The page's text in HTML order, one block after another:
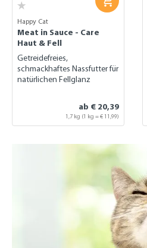
Happy Cat
Meat in Sauce - Care
Haut & Fell
Getreidefreies,
schmackhaftes Nassfutter für
natürlichen Fellglanz
ab € 20,39
1,7 kg (1 kg = € 11,99)